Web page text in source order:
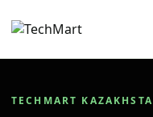
TECHMART